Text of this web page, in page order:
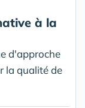
à la
d'approche
la qualité de